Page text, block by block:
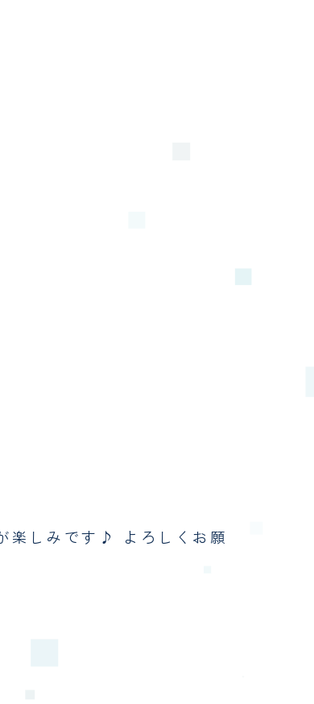
楽しみです♪ よろしくお願